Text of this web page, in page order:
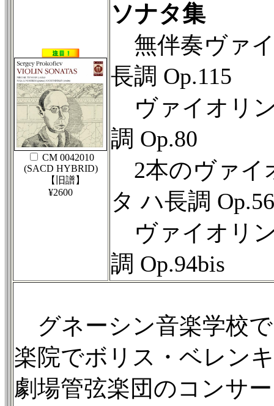
CM 0042010
(SACD HYBRID)
【旧譜】
¥2600
ソナタ集
無伴奏ヴァ
長調 Op.115
ヴァイオリ
調 Op.80
2本のヴァイ
タ ハ長調
ヴァイオリ
調 Op.94bis
グネーシン音楽学校
楽院でボリス・ベレン
劇場管弦楽団のコンサ